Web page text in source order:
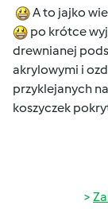
A to jajko
po krótce
drewnianej
akrylowymi i
przyklejanych
koszyczek